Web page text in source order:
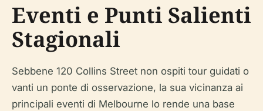
Eventi e Punti Salienti
Stagionali
Sebbene 120 Collins Street non ospiti tour guidati o
vanti un ponte di osservazione, la sua vicinanza ai
principali eventi di Melbourne lo rende una base